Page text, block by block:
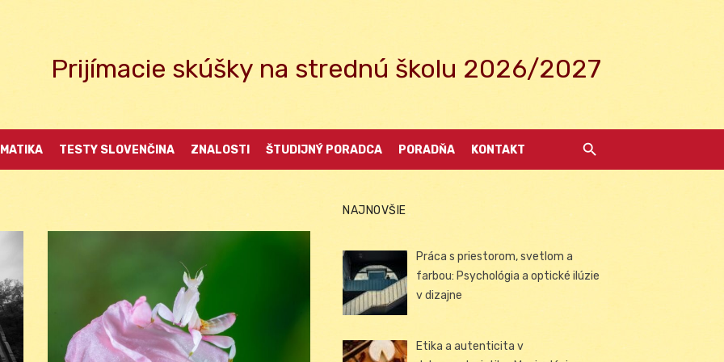
Prijímacie skúšky na strednú školu 2026/2027
TESTY SLOVENČINA ZNALOSTI ŠTUDIJNÝ PORADCA PORADŇA KONTAKT
NAJNOVŠIE
Práca s priestorom, svetlom a
farbou: Psychológia a optické ilúzie
v dizajne
Etika a autenticita v